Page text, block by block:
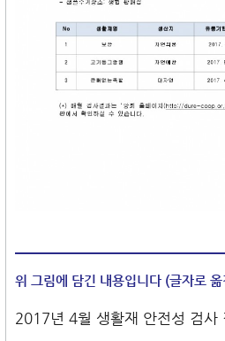
위 그림에 담긴 내용입니다 (글자로
2017년 4월 생활재 안전성 검사